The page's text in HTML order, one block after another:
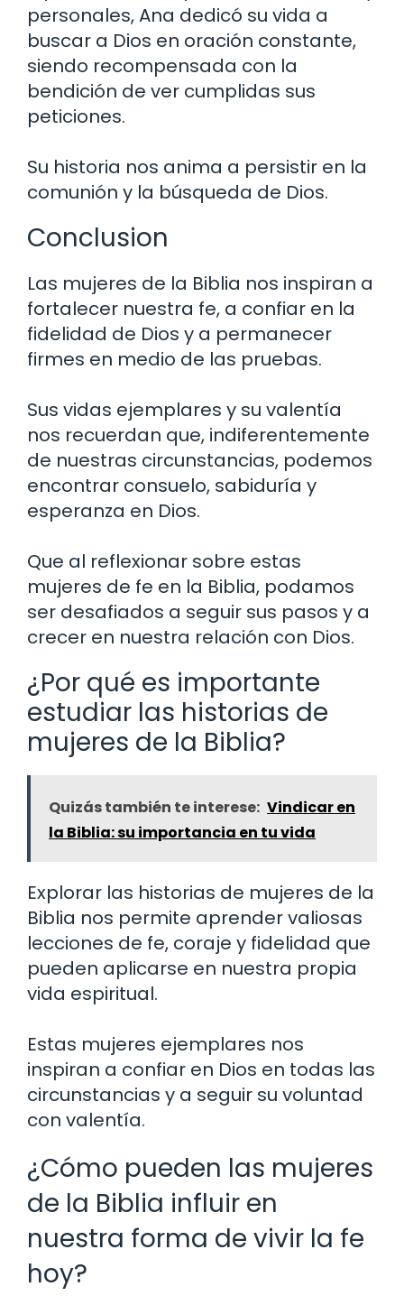
personales, Ana dedicó su vida a
buscar a Dios en oración constante,
siendo recompensada con la
bendición de ver cumplidas sus
peticiones.
Su historia nos anima a persistir en la
comunión y la búsqueda de Dios.
Conclusion
Las mujeres de la Biblia nos inspiran a
fortalecer nuestra fe, a confiar en la
fidelidad de Dios y a permanecer
firmes en medio de las pruebas.
Sus vidas ejemplares y su valentía
nos recuerdan que, indiferentemente
de nuestras circunstancias, podemos
encontrar consuelo, sabiduría y
esperanza en Dios.
Que al reflexionar sobre estas
mujeres de fe en la Biblia, podamos
ser desafiados a seguir sus pasos y a
crecer en nuestra relación con Dios.
¿Por qué es importante
estudiar las historias de
mujeres de la Biblia?
Quizás también te interese: Vindicar en
la Biblia: su importancia en tu vida
Explorar las historias de mujeres de la
Biblia nos permite aprender valiosas
lecciones de fe, coraje y fidelidad que
pueden aplicarse en nuestra propia
vida espiritual.
Estas mujeres ejemplares nos
inspiran a confiar en Dios en todas las
circunstancias y a seguir su voluntad
con valentía.
¿Cómo pueden las mujeres
de la Biblia influir en
nuestra forma de vivir la fe
hoy?